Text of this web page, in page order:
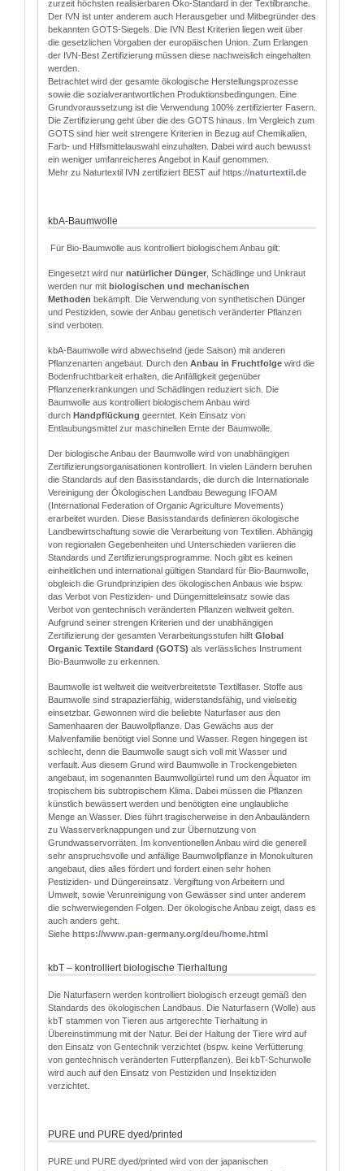
zurzeit höchsten realisierbaren Öko-Standard in der Textilbranche.
Der IVN ist unter anderem auch Herausgeber und Mitbegründer des
bekannten GOTS-Siegels. Die IVN Best Kriterien liegen weit über
die gesetzlichen Vorgaben der europäischen Union. Zum Erlangen
der IVN-Best Zertifizierung müssen diese nachweislich eingehalten
werden.
Betrachtet wird der gesamte ökologische Herstellungsprozesse
sowie die sozialverantwortlichen Produktionsbedingungen. Eine
Grundvoraussetzung ist die Verwendung 100% zertifizierter Fasern.
Die Zertifizierung geht über die des GOTS hinaus. Im Vergleich zum
GOTS sind hier weit strengere Kriterien in Bezug auf Chemikalien,
Farb- und Hilfsmittelauswahl einzuhalten. Dabei wird auch bewusst
ein weniger umfanreicheres Angebot in Kauf genommen.
Mehr zu Naturtextil IVN zertifiziert BEST auf https://naturtextil.de
kbA-Baumwolle
Für Bio-Baumwolle aus kontrolliert biologischem Anbau gilt:
Eingesetzt wird nur natürlicher Dünger , Schädlinge und Unkraut
werden nur mit biologischen und mechanischen
Methoden bekämpft. Die Verwendung von synthetischen Dünger
und Pestiziden, sowie der Anbau genetisch veränderter Pflanzen
sind verboten.
kbA-Baumwolle wird abwechselnd (jede Saison) mit anderen
Pflanzenarten angebaut. Durch den Anbau in Fruchtfolge wird die
Bodenfruchtbarkeit erhalten, die Anfälligkeit gegenüber
Pflanzenerkrankungen und Schädlingen reduziert sich. Die
Baumwolle aus kontrolliert biologischem Anbau wird
durch Handpflückung geerntet. Kein Einsatz von
Entlaubungsmittel zur maschinellen Ernte der Baumwolle.
Der biologische Anbau der Baumwolle wird von unabhängigen
Zertifizierungsorganisationen kontrolliert. In vielen Ländern beruhen
die Standards auf den Basisstandards, die durch die Internationale
Vereinigung der Ökologischen Landbau Bewegung IFOAM
(International Federation of Organic Agriculture Movements)
erarbeitet wurden. Diese Basisstandards definieren ökologische
Landbewirtschaftung sowie die Verarbeitung von Textilien. Abhängig
von regionalen Gegebenheiten und Unterschieden variieren die
Standards und Zertifizierungsprogramme. Noch gibt es keinen
einheitlichen und international gültigen Standard für Bio-Baumwolle,
obgleich die Grundprinzipien des ökologischen Anbaus wie bspw.
das Verbot von Pestiziden- und Düngemitteleinsatz sowie das
Verbot von gentechnisch veränderten Pflanzen weltweit gelten.
Aufgrund seiner strengen Kriterien und der unabhängigen
Zertifizierung der gesamten Verarbeitungsstufen hilft Global
Organic Textile Standard (GOTS) als verlässliches Instrument
Bio-Baumwolle zu erkennen.
Baumwolle ist weltweit die weitverbreitetste Textilfaser. Stoffe aus
Baumwolle sind strapazierfähig, widerstandsfähig, und vielseitig
einsetzbar. Gewonnen wird die beliebte Naturfaser aus den
Samenhaaren der Bauwollpflanze. Das Gewächs aus der
Malvenfamilie benötigt viel Sonne und Wasser. Regen hingegen ist
schlecht, denn die Baumwolle saugt sich voll mit Wasser und
verfault. Aus diesem Grund wird Baumwolle in Trockengebieten
angebaut, im sogenannten Baumwollgürtel rund um den Äquator im
tropischem bis subtropischem Klima. Dabei müssen die Pflanzen
künstlich bewässert werden und benötigten eine unglaubliche
Menge an Wasser. Dies führt tragischerweise in den Anbauländern
zu Wasserverknappungen und zur Übernutzung von
Grundwasservorräten. Im konventionellen Anbau wird die generell
sehr anspruchsvolle und anfällige Baumwollpflanze in Monokulturen
angebaut, dies alles fördert und fordert einen sehr hohen
Pestiziden- und Düngereinsatz. Vergiftung von Arbeitern und
Umwelt, sowie Verunreinigung von Gewässer sind unter anderem
die schwerwiegenden Folgen. Der ökologische Anbau zeigt, dass es
auch anders geht.
Siehe https://www.pan-germany.org/deu/home.html
kbT – kontrolliert biologische Tierhaltung
Die Naturfasern werden kontrolliert biologisch erzeugt gemäß den
Standards des ökologischen Landbaus. Die Naturfasern (Wolle) aus
kbT stammen von Tieren aus artgerechte Tierhaltung in
Übereinstimmung mit der Natur. Bei der Haltung der Tiere wird auf
den Einsatz von Gentechnik verzichtet (bspw. keine Verfütterung
von gentechnisch veränderten Futterpflanzen). Bei kbT-Schurwolle
wird auch auf den Einsatz von Pestiziden und Insektiziden
verzichtet.
PURE und PURE dyed/printed
PURE und PURE dyed/printed wird von der japanischen